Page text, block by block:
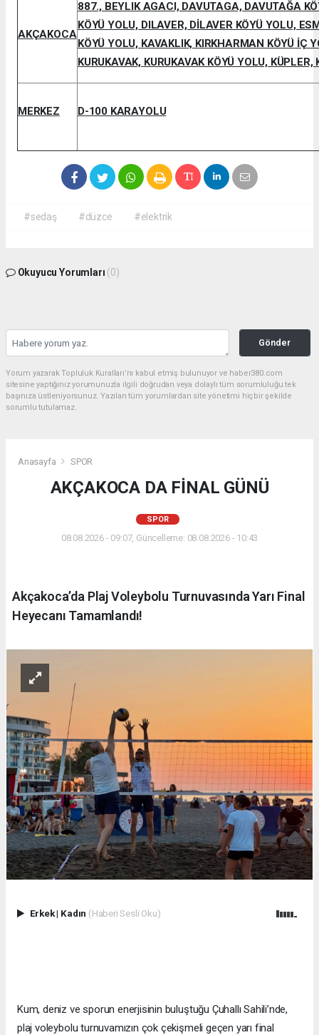
AKÇAKOCA
887., BEYLIK AGACI, DAVUTAGA, DAVUTAĞA
KÖYÜ YOLU, DILAVER, DİLAVER KÖYÜ YOLU,
KÖYÜ YOLU, KAVAKLIK, KIRKHARMAN KÖYÜ İÇ
KURUKAVAK, KURUKAVAK KÖYÜ YOLU,
MERKEZ D-100 KARAYOLU
#sedaş #düzce #elektrik
Okuyucu Yorumları (0)
Gönder
Yorum yazarak Topluluk Kuralları’nı kabul etmiş bulunuyor ve haber380.com
sitesine yaptığınız yorumunuzla ilgili doğrudan veya dolaylı tüm sorumluluğu tek
başınıza üstleniyorsunuz. Yazılan tüm yorumlardan site yönetimi hiçbir şekilde
sorumlu tutulamaz.
Anasayfa SPOR
AKÇAKOCA DA FİNAL GÜNÜ
SPOR
08.08.2026 - 09:07, Güncelleme: 08.08.2026 - 10:43
Akçakoca’da Plaj Voleybolu Turnuvasında Yarı Final
Heyecanı Tamamlandı!
Erkek| Kadın (Haberi Sesli Oku)
Kum, deniz ve sporun enerjisinin buluştuğu Çuhallı Sahili’nde,
plaj voleybolu turnuvamızın çok çekişmeli geçen yarı final